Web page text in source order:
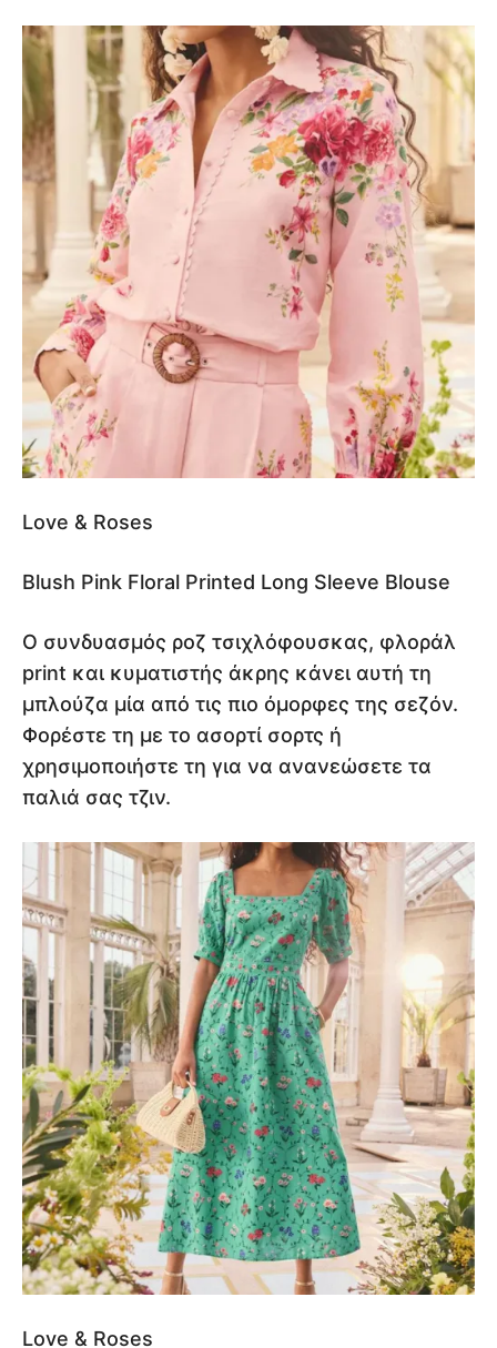
Love & Roses
Blush Pink Floral Printed Long Sleeve Blouse
Ο συνδυασμός ροζ τσιχλόφουσκας, φλοράλ
print και κυματιστής άκρης κάνει αυτή τη
μπλούζα μία από τις πιο όμορφες της σεζόν.
Φορέστε τη με το ασορτί σορτς ή
χρησιμοποιήστε τη για να ανανεώσετε τα
παλιά σας τζιν.
Love & Roses